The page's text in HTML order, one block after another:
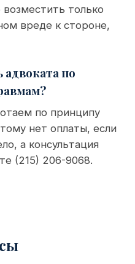
только
вреде к стороне,
по
по принципу
нет оплаты, если
а консультация
(215) 206-9068.